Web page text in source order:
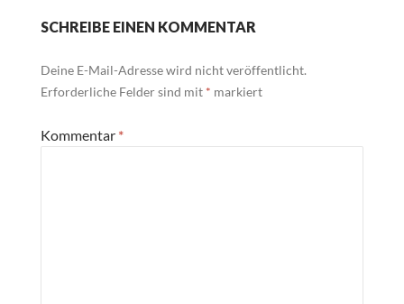
SCHREIBE EINEN KOMMENTAR
Deine E-Mail-Adresse wird nicht veröffentlicht.
Erforderliche Felder sind mit * markiert
Kommentar *